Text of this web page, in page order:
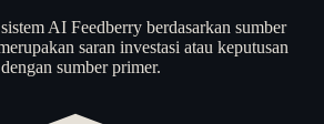
AI Feedberry berdasarkan sumber
saran investasi atau keputusan
sumber primer.